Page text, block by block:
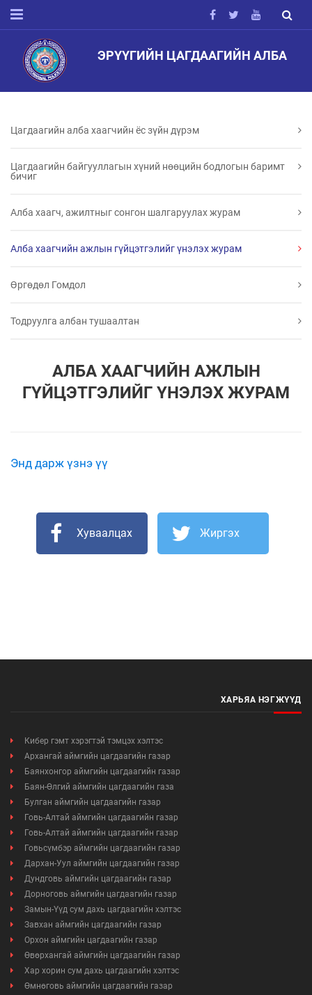
ЭРҮҮГИЙН ЦАГДААГИЙН АЛБА
Цагдаагийн алба хаагчийн ёс зүйн дүрэм
Цагдаагийн байгууллагын хүний нөөцийн бодлогын баримт
бичиг
Алба хаагч, ажилтныг сонгон шалгаруулах журам
Алба хаагчийн ажлын гүйцэтгэлийг үнэлэх журам
Өргөдөл Гомдол
Тодруулга албан тушаалтан
АЛБА ХААГЧИЙН АЖЛЫН
ГҮЙЦЭТГЭЛИЙГ ҮНЭЛЭХ ЖУРАМ
Энд дарж үзнэ үү
Хуваалцах Жиргэх
ХАРЬЯА НЭГЖҮҮД
Кибер гэмт хэрэгтэй тэмцэх хэлтэс
Архангай аймгийн цагдаагийн газар
Баянхонгор аймгийн цагдаагийн газар
Баян-Өлгий аймгийн цагдаагийн газа
Булган аймгийн цагдаагийн газар
Говь-Алтай аймгийн цагдаагийн газар
Говь-Алтай аймгийн цагдаагийн газар
Говьсүмбэр аймгийн цагдаагийн газар
Дархан-Уул аймгийн цагдаагийн газар
Дундговь аймгийн цагдаагийн газар
Дорноговь аймгийн цагдаагийн газар
Замын-Үүд сум дахь цагдаагийн хэлтэс
Завхан аймгийн цагдаагийн газар
Орхон аймгийн цагдаагийн газар
Өвөрхангай аймгийн цагдаагийн газар
Хар хорин сум дахь цагдаагийн хэлтэс
Өмнөговь аймгийн цагдаагийн газар
Мэдээллийн ил тод байдал
Удирдлагын шийдвэрийн ил тод байдал